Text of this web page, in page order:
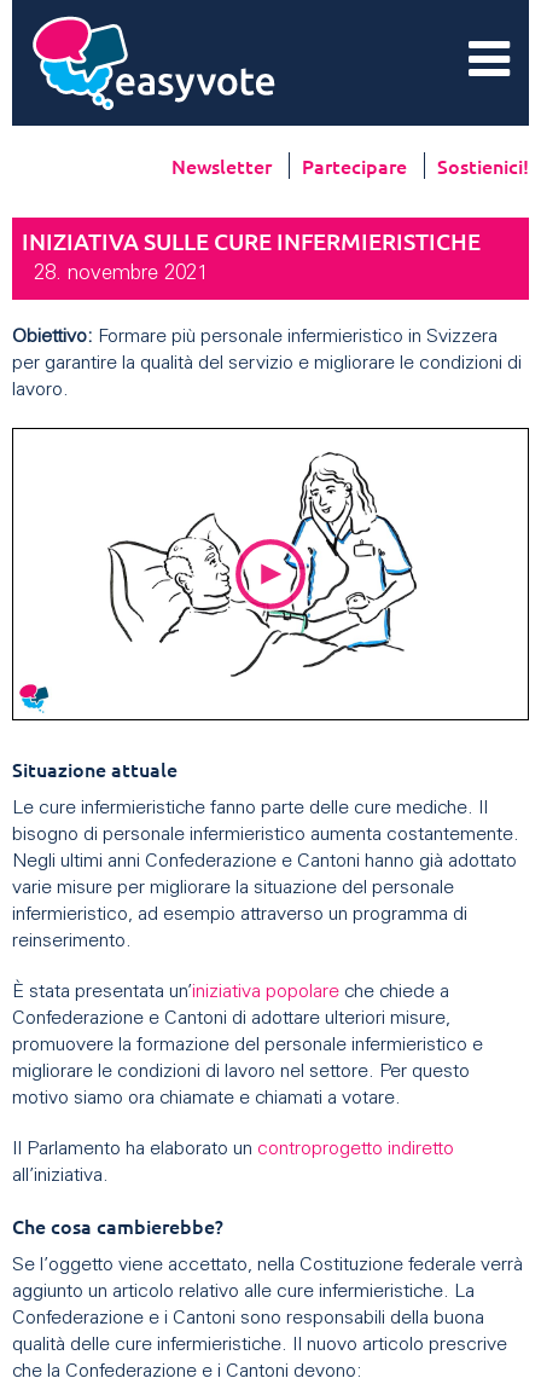
Newsletter Partecipare Sostienici!
INIZIATIVA SULLE CURE INFERMIERISTICHE
28. novembre 2021
Obiettivo: Formare più personale infermieristico in Svizzera
per garantire la qualità del servizio e migliorare le condizioni di
lavoro.
Situazione attuale
Le cure infermieristiche fanno parte delle cure mediche. Il
bisogno di personale infermieristico aumenta costantemente.
Negli ultimi anni Confederazione e Cantoni hanno già adottato
varie misure per migliorare la situazione del personale
infermieristico, ad esempio attraverso un programma di
reinserimento.
È stata presentata un’iniziativa popolare che chiede a
Confederazione e Cantoni di adottare ulteriori misure,
promuovere la formazione del personale infermieristico e
migliorare le condizioni di lavoro nel settore. Per questo
motivo siamo ora chiamate e chiamati a votare.
Il Parlamento ha elaborato un controprogetto indiretto
all’iniziativa.
Che cosa cambierebbe?
Se l’oggetto viene accettato, nella Costituzione federale verrà
aggiunto un articolo relativo alle cure infermieristiche. La
Confederazione e i Cantoni sono responsabili della buona
qualità delle cure infermieristiche. Il nuovo articolo prescrive
che la Confederazione e i Cantoni devono: